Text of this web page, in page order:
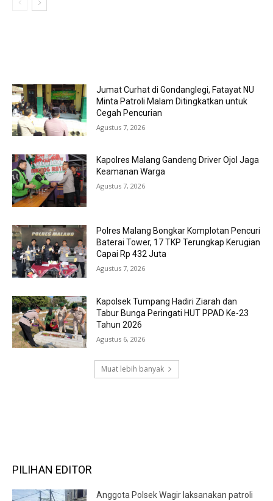
Jumat Curhat di Gondanglegi, Fatayat NU
Minta Patroli Malam Ditingkatkan untuk
Cegah Pencurian
Agustus 7, 2026
Kapolres Malang Gandeng Driver Ojol Jaga
Keamanan Warga
Agustus 7, 2026
Polres Malang Bongkar Komplotan Pencuri
Baterai Tower, 17 TKP Terungkap Kerugian
Capai Rp 432 Juta
Agustus 7, 2026
Kapolsek Tumpang Hadiri Ziarah dan
Tabur Bunga Peringati HUT PPAD Ke-23
Tahun 2026
Agustus 6, 2026
Muat lebih banyak
PILIHAN EDITOR
Anggota Polsek Wagir laksanakan patroli